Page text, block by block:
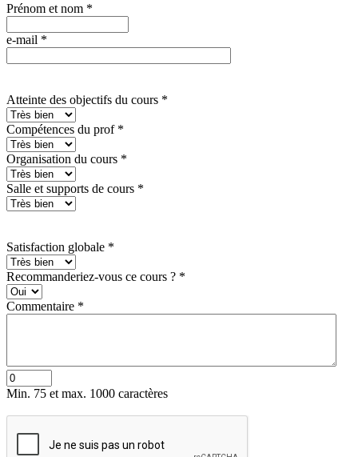
Prénom et nom *
e-mail *
Atteinte des objectifs du cours *
Compétences du prof *
Organisation du cours *
Salle et supports de cours *
Satisfaction globale *
Recommanderiez-vous ce cours ? *
Commentaire *
Min. 75 et max. 1000 caractères